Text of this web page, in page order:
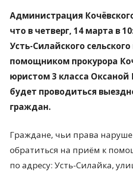
Администрация
что в четверг, 14 марта в
Усть-Силайского сельского
помощником прокурора
юристом 3 класса Оксаной
будет проводиться
граждан.
Граждане, чьи права
обратиться на приём к
по адресу: Усть-Силайка,